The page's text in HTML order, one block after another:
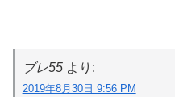
ブレ55 より:
2019年8月30日 9:56 PM